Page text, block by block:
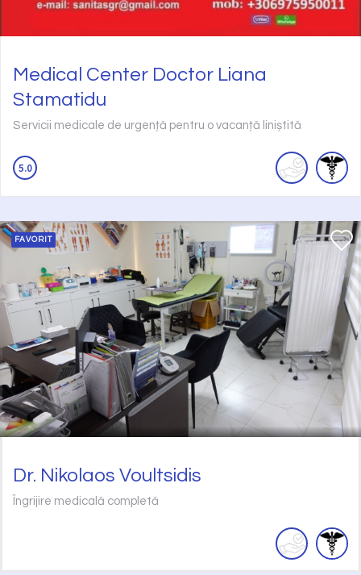
Medical Center Doctor Liana
Stamatidu
Servicii medicale de urgență pentru o vacanță liniștită
5.0
FAVORIT
Dr. Nikolaos Voultsidis
Îngrijire medicală completă